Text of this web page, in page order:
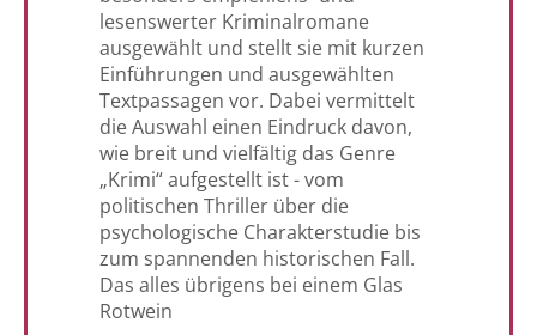
lesenswerter Kriminalromane
ausgewählt und stellt sie mit kurzen
Einführungen und ausgewählten
Textpassagen vor. Dabei vermittelt
die Auswahl einen Eindruck davon,
wie breit und vielfältig das Genre
„Krimi“ aufgestellt ist - vom
politischen Thriller über die
psychologische Charakterstudie bis
zum spannenden historischen Fall.
Das alles übrigens bei einem Glas
Rotwein